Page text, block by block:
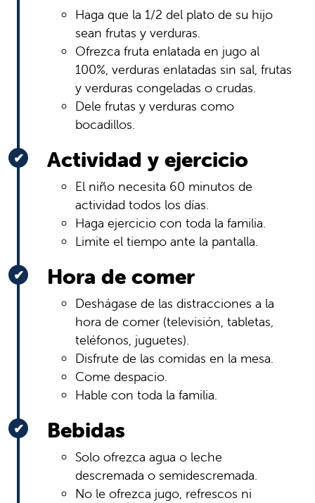
Haga que la 1/2 del plato de su hijo
sean frutas y verduras.
Ofrezca fruta enlatada en jugo al
100%, verduras enlatadas sin sal, frutas
y verduras congeladas o crudas.
Dele frutas y verduras como
bocadillos.
Actividad y ejercicio
El niño necesita 60 minutos de
actividad todos los días.
Haga ejercicio con toda la familia.
Limite el tiempo ante la pantalla.
Hora de comer
Deshágase de las distracciones a la
hora de comer (televisión, tabletas,
teléfonos, juguetes).
Disfrute de las comidas en la mesa.
Come despacio.
Hable con toda la familia.
Bebidas
Solo ofrezca agua o leche
descremada o semidescremada.
No le ofrezca jugo, refrescos ni